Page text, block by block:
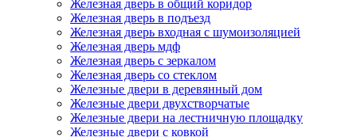
Железная дверь в общий коридор
Железная дверь в подъезд
Железная дверь входная с шумоизоляцией
Железная дверь мдф
Железная дверь с зеркалом
Железная дверь со стеклом
Железные двери в деревянный дом
Железные двери двухстворчатые
Железные двери на лестничную площадку
Железные двери с ковкой